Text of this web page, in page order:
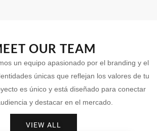
OUR TEAM
un equipo apasionado por el branding y el
únicas que reflejan los valores de tu
es único y está diseñado para conectar
y destacar en el mercado.
VIEW ALL